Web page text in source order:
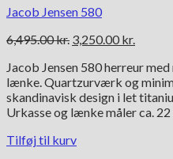
Jacob Jensen 580
6,495.00kr. Den
pris
var:
6,495.00 kr..
3,250.00 kr.
pris
er:
Jacob Jensen 580 herreur
lænke. Quartzurværk og
skandinavisk design i let
Urkasse og lænke måler ca. 22
Tilføj til kurv